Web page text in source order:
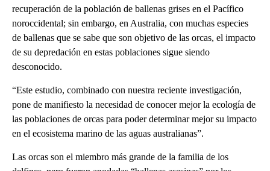
recuperación de la población de ballenas grises en el Pacífico
noroccidental; sin embargo, en Australia, con muchas especies
de ballenas que se sabe que son objetivo de las orcas, el impacto
de su depredación en estas poblaciones sigue siendo
desconocido.
“Este estudio, combinado con nuestra reciente investigación,
pone de manifiesto la necesidad de conocer mejor la ecología de
las poblaciones de orcas para poder determinar mejor su impacto
en el ecosistema marino de las aguas australianas”.
Las orcas son el miembro más grande de la familia de los